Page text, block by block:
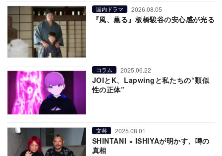
国内ドラマ 2026.08.05
『風、薫る』板橋駿谷の安心感が光る
コラム 2025.06.22
JOIとK、Lapwingと私たちの“類似
性の正体”
文芸 2025.08.01
SHINTANI × ISHIYAが明かす、噂の
真相